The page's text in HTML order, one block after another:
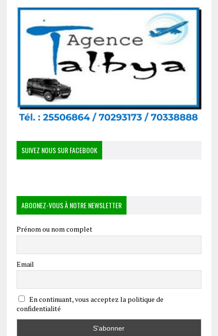
SUIVEZ NOUS SUR FACEBOOK
ABOONEZ-VOUS À NOTRE NEWSLETTER
Prénom ou nom complet
Email
En continuant, vous acceptez la politique de
confidentialité